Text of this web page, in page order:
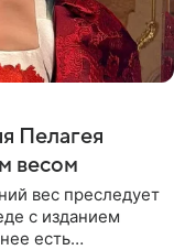
Пелагея
весом
вес преследует
с изданием
есть